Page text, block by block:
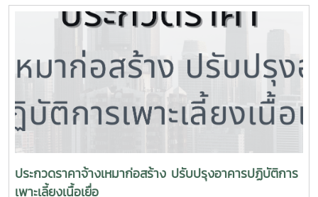
ประกวดราคาจ้างเหมาก่อสร้าง ปรับปรุงอาคารปฏิบัติการ
เพาะเลี้ยงเนื้อเยื่อ